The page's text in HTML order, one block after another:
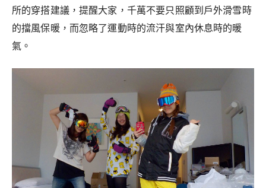
所的穿搭建議，提醒大家，千萬不要只照顧到戶外滑雪時
的擋風保暖，而忽略了運動時的流汗與室內休息時的暖
氣。